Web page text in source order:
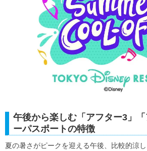
午後から楽しむ「アフター3」
ーパスポートの特徴
夏の暑さがピークを迎える午後、比較的涼